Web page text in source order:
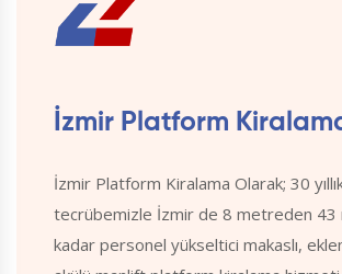
İzmir Platform
İzmir Platform Kiralama Olarak; 30
tecrübemizle İzmir de 8 metreden
kadar personel yükseltici makaslı,